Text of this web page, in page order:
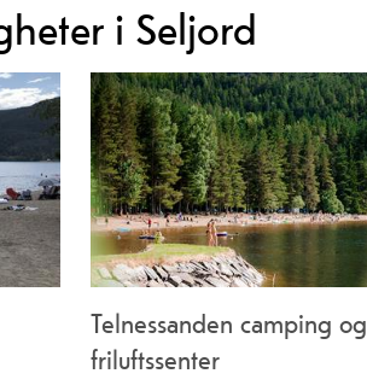
i Seljord
Telnessanden camping og
friluftssenter